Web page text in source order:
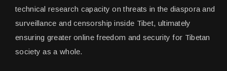
technical research capacity on threats in the diaspora and
surveillance and censorship inside Tibet, ultimately
ensuring greater online freedom and security for Tibetan
society as a whole.